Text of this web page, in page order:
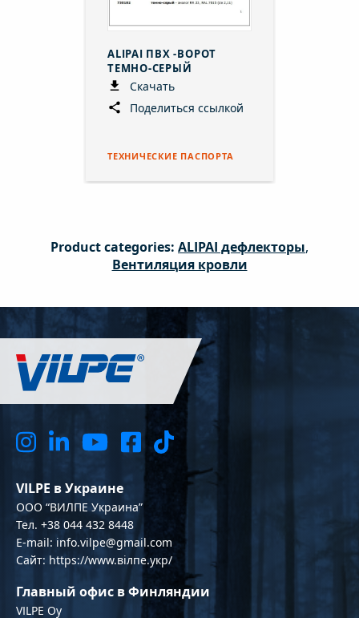
ALIPAI ПВХ -ВОРОТ
ТЕМНО-СЕРЫЙ
Скачать
Поделиться ссылкой
ТЕХНИЧЕСКИЕ ПАСПОРТА
Product categories: ALIPAI дефлекторы,
Вентиляция кровли
VILPE в Украине
OOO “ВИЛПЕ Украина”
Тел. +38 044 432 8448
E-mail: info.vilpe@gmail.com
Сайт: https://www.вілпе.укр/
Главный офис в Финляндии
VILPE Oy